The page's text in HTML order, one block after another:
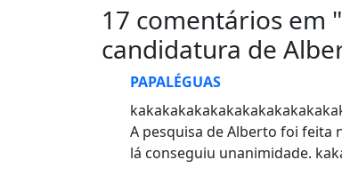
17 comentários em "
candidatura de
PAPALÉGUAS
A pesquisa de Alberto foi feita
lá conseguiu unanimidade.